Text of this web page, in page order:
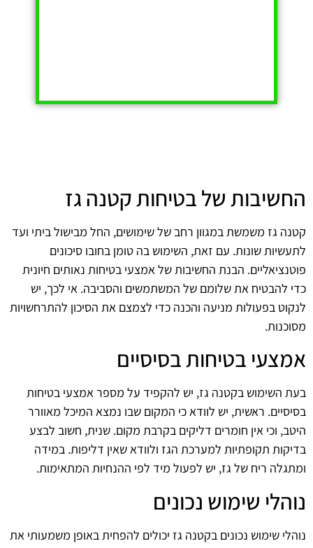
החשיבות של בטיחות קטנה גז
קטנה גז משמשת במגוון רחב של שימושים, החל מבישול ביתי ועד
לתעשיות שונות. עם זאת, השימוש בה טומן בחובו סיכונים
פוטנציאליים. הבנת החשיבות של אמצעי בטיחות נאותים חיונית
כדי להבטיח את שלומם של המשתמשים והסביבה. אי לכך, יש
לנקוט בפעולות מניעה והכנה כדי לצמצם את הסיכון להתרחשויות
מסוכנות.
אמצעי בטיחות בסיסיים
בעת השימוש בקטנה גז, יש להקפיד על מספר אמצעי בטיחות
בסיסיים. ראשית, יש לוודא כי המקום שבו נמצא המיכל מאוורר
היטב, וכי אין חומרים דליקים בקרבת מקום. שנית, חשוב לבצע
בדיקות תקופתיות למערכת הגז ולוודא שאין דליפות. במידה
ומתגלה ריח של גז, יש לפעול מיד לפי ההנחיות המתאימות.
נוהלי שימוש נכונים
נוהלי שימוש נכונים בקטנה גז יכולים להפחית באופן משמעותי את